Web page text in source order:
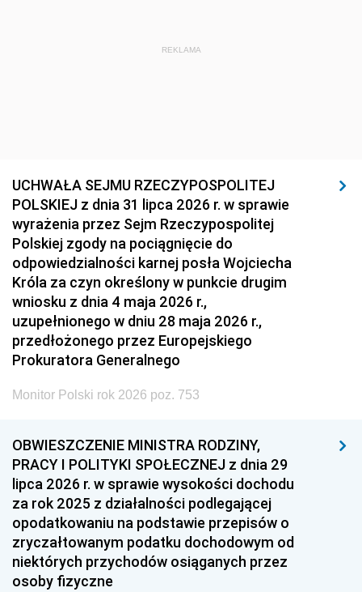
REKLAMA
UCHWAŁA SEJMU RZECZYPOSPOLITEJ
POLSKIEJ z dnia 31 lipca 2026 r. w sprawie
wyrażenia przez Sejm Rzeczypospolitej
Polskiej zgody na pociągnięcie do
odpowiedzialności karnej posła Wojciecha
Króla za czyn określony w punkcie drugim
wniosku z dnia 4 maja 2026 r.,
uzupełnionego w dniu 28 maja 2026 r.,
przedłożonego przez Europejskiego
Prokuratora Generalnego
Monitor Polski rok 2026 poz. 753
OBWIESZCZENIE MINISTRA RODZINY,
PRACY I POLITYKI SPOŁECZNEJ z dnia 29
lipca 2026 r. w sprawie wysokości dochodu
za rok 2025 z działalności podlegającej
opodatkowaniu na podstawie przepisów o
zryczałtowanym podatku dochodowym od
niektórych przychodów osiąganych przez
osoby fizyczne